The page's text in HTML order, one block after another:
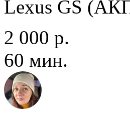
Lexus GS
2 000 р.
60 мин.